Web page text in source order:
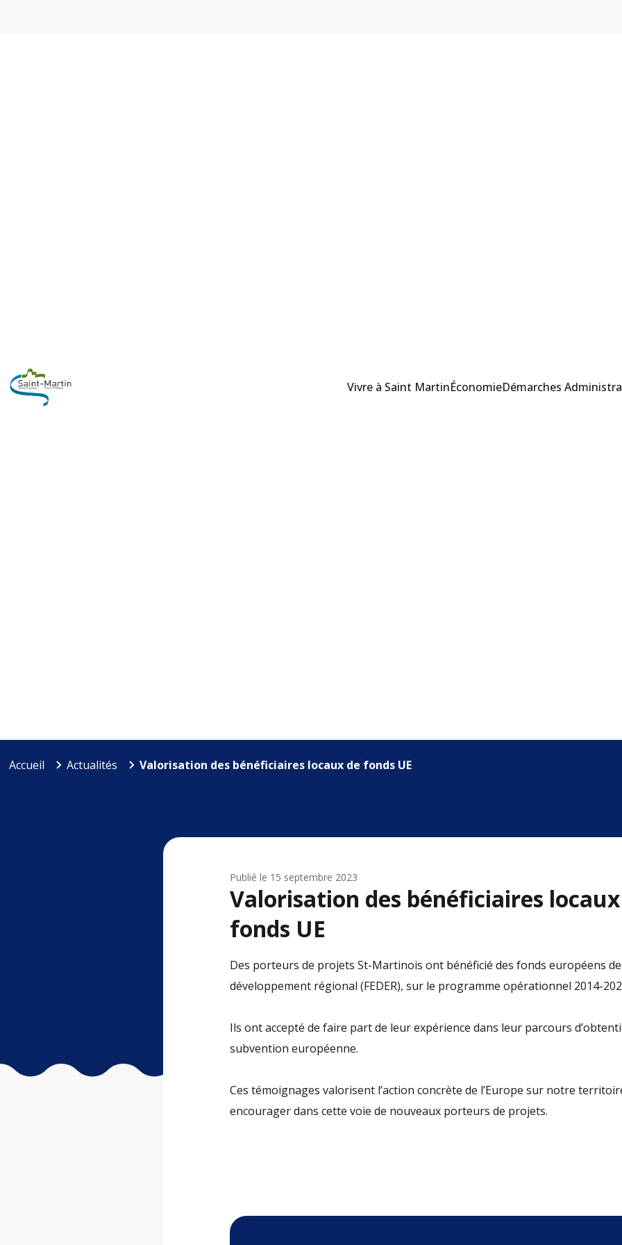
Vivre à Saint MartinÉconomieDémarches
Accueil Actualités Valorisation des bénéficiaires locaux de fonds UE
Publié le 15 septembre 2023
Valorisation des bénéficiaires
fonds UE
Des porteurs de projets St-Martinois ont bénéficié des fonds européens de
développement régional (FEDER), sur le programme opérationnel 2014-
Ils ont accepté de faire part de leur expérience dans leur parcours
subvention européenne.
Ces témoignages valorisent l’action concrète de l’Europe sur notre
encourager dans cette voie de nouveaux porteurs de projets.